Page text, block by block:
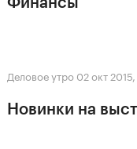
Деловое утро 02 окт
Новинки на